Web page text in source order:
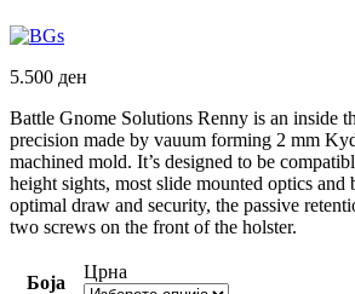
5.500 ден
Battle Gnome Solutions Renny is an inside
precision made by vauum forming 2 mm
machined mold. It’s designed to be
height sights, most slide mounted optics and
optimal draw and security, the passive
two screws on the front of the holster.
Боја
Црна